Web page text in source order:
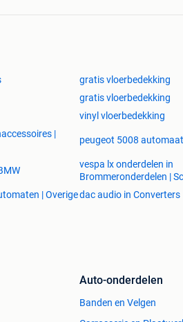
gratis vloerbedekking
gratis vloerbedekking
vinyl vloerbedekking
|
peugeot 5008
vespa lx onderdelen in
Brommeronderdelen |
| Overigedac audio in Converters
Auto-onderdelen
Banden en Velgen